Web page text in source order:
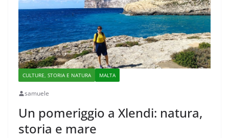
CULTURE, STORIA E NATURA MALTA
samuele
Un pomeriggio a Xlendi: natura,
storia e mare